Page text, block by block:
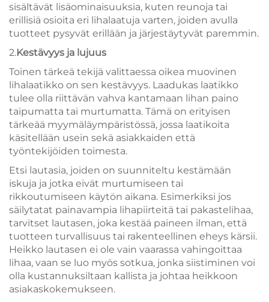
sisältävät lisäominaisuuksia, kuten reunoja tai
erillisiä osioita eri lihalaatuja varten, joiden avulla
tuotteet pysyvät erillään ja järjestäytyvät paremmin.
2.Kestävyys ja lujuus
Toinen tärkeä tekijä valittaessa oikea muovinen
lihalaatikko on sen kestävyys. Laadukas laatikko
tulee olla riittävän vahva kantamaan lihan paino
taipumatta tai murtumatta. Tämä on erityisen
tärkeää myymäläympäristössä, jossa laatikoita
käsitellään usein sekä asiakkaiden että
työntekijöiden toimesta.
Etsi lautasia, joiden on suunniteltu kestämään
iskuja ja jotka eivät murtumiseen tai
rikkoutumiseen käytön aikana. Esimerkiksi jos
säilytatat painavampia lihapiirteitä tai pakastelihaa,
tarvitset lautasen, joka kestää paineen ilman, että
tuotteen turvallisuus tai rakenteellinen eheys kärsii.
Heikko lautasen ei ole vain vaarassa vahingoittaa
lihaa, vaan se luo myös sotkua, jonka siistiminen voi
olla kustannuksiltaan kallista ja johtaa heikkoon
asiakaskokemukseen.